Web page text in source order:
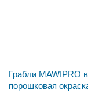
Грабли MAWIPRO